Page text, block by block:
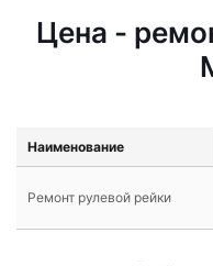
Цена -
Наименование
Ремонт рулевой рейки